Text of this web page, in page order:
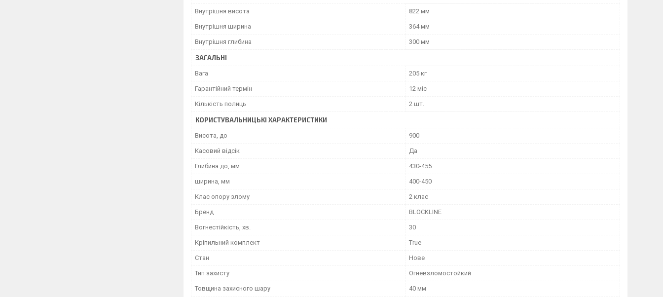
Внутрішня висота 822 мм
Внутрішня ширина 364 мм
Внутрішня глибина 300 мм
ЗАГАЛЬНІ
Вага 205 кг
Гарантійний термін 12 міс
Кількість полиць 2 шт.
КОРИСТУВАЛЬНИЦЬКІ ХАРАКТЕРИСТИКИ
Висота, до 900
Касовий відсік Да
Глибина до, мм 430-455
ширина, мм 400-450
Клас опору злому 2 клас
Бренд BLOCKLINE
Вогнестійкість, хв. 30
Кріпильний комплект True
Стан Нове
Тип захисту Огневзломостойкий
Товщина захисного шару 40 мм